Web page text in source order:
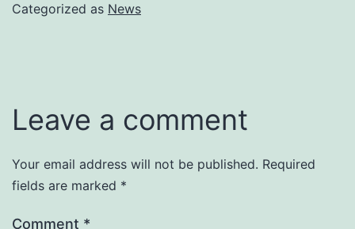
Categorized as News
Leave a comment
Your email address will not be published. Required
fields are marked *
Comment *